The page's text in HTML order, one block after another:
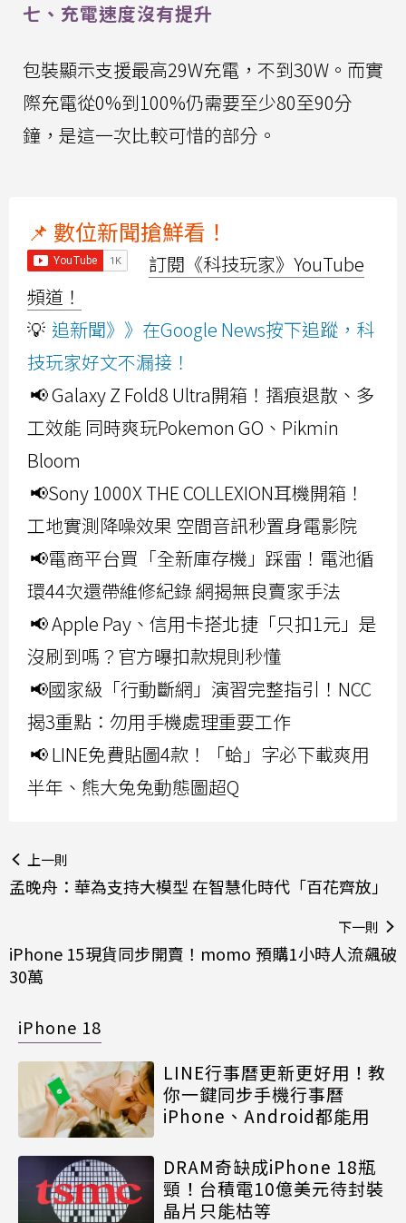
七、充電速度沒有提升
包裝顯示支援最高29W充電，不到30W。而實
際充電從0%到100%仍需要至少80至90分
鐘，是這一次比較可惜的部分。
📌 數位新聞搶鮮看！
訂閱《科技玩家》YouTube
頻道！
💡 追新聞》》在Google News按下追蹤，科
技玩家好文不漏接！
📢 Galaxy Z Fold8 Ultra開箱！摺痕退散、多
工效能 同時爽玩Pokemon GO、Pikmin
Bloom
📢Sony 1000X THE COLLEXION耳機開箱！
工地實測降噪效果 空間音訊秒置身電影院
📢電商平台買「全新庫存機」踩雷！電池循
環44次還帶維修紀錄 網揭無良賣家手法
📢 Apple Pay、信用卡搭北捷「只扣1元」是
沒刷到嗎？官方曝扣款規則秒懂
📢國家級「行動斷網」演習完整指引！NCC
揭3重點：勿用手機處理重要工作
📢 LINE免費貼圖4款！「蛤」字必下載爽用
半年、熊大兔兔動態圖超Q
上一則
孟晚舟：華為支持大模型 在智慧化時代「百花齊放」
下一則
iPhone 15現貨同步開賣！momo 預購1小時人流飆破
30萬
iPhone 18
LINE行事曆更新更好用！教
你一鍵同步手機行事曆
iPhone、Android都能用
DRAM奇缺成iPhone 18瓶
頸！台積電10億美元待封裝
晶片只能枯等